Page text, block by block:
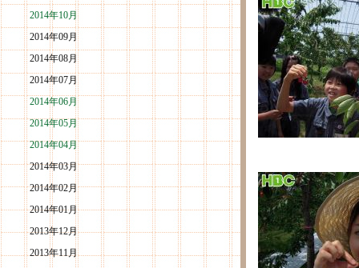
2014年10月
2014年09月
2014年08月
2014年07月
2014年06月
2014年05月
2014年04月
2014年03月
2014年02月
2014年01月
2013年12月
2013年11月